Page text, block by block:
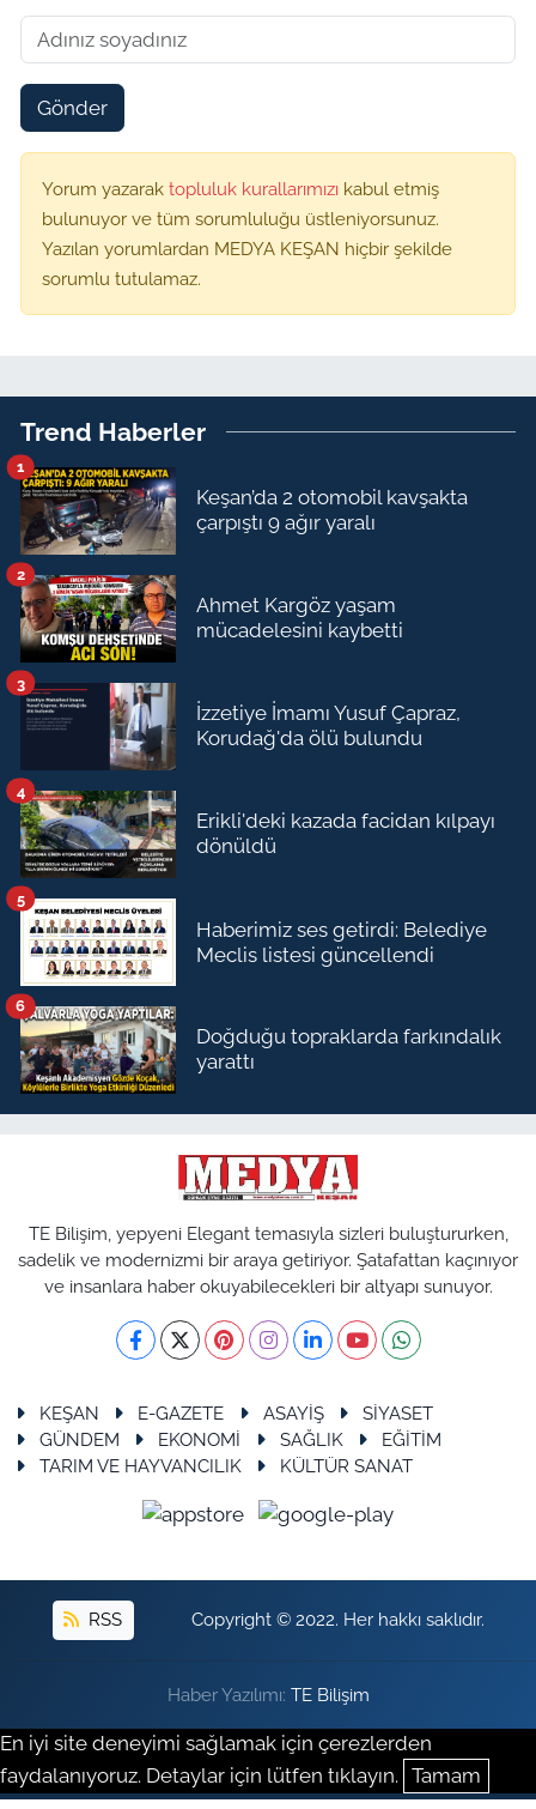
Gönder
Yorum yazarak topluluk kurallarımızı kabul etmiş
bulunuyor ve tüm sorumluluğu üstleniyorsunuz.
Yazılan yorumlardan MEDYA KEŞAN hiçbir şekilde
sorumlu tutulamaz.
Trend Haberler
Keşan’da 2 otomobil kavşakta
çarpıştı 9 ağır yaralı
1
Ahmet Kargöz yaşam
mücadelesini kaybetti
2
İzzetiye İmamı Yusuf Çapraz,
Korudağ'da ölü bulundu
3
Erikli'deki kazada facidan kılpayı
dönüldü
4
Haberimiz ses getirdi: Belediye
Meclis listesi güncellendi
5
Doğduğu topraklarda farkındalık
yarattı
6
TE Bilişim, yepyeni Elegant temasıyla sizleri buluştururken,
sadelik ve modernizmi bir araya getiriyor. Şatafattan kaçınıyor
ve insanlara haber okuyabilecekleri bir altyapı sunuyor.
KEŞAN E-GAZETE ASAYİŞ
SİYASET
GÜNDEM
EKONOMİ SAĞLIK
EĞİTİM
TARIM VE HAYVANCILIK
KÜLTÜR SANAT
RSS Copyright © 2022. Her hakkı saklıdır.
Haber Yazılımı: TE Bilişim
En iyi site deneyimi sağlamak için çerezlerden
faydalanıyoruz. Detaylar için lütfen tıklayın. Tamam